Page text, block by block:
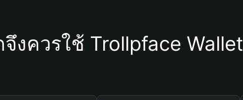
จึงควรใช้ Trollpface Wallet